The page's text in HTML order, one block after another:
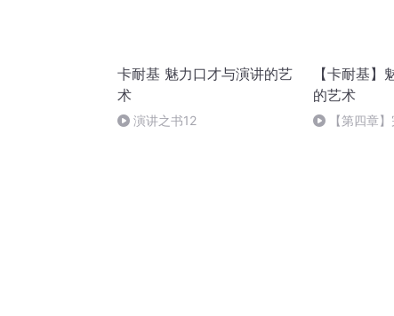
卡耐基 魅力口才与演讲的艺
术
演讲之书12
【卡耐基】
的艺术
【第四章